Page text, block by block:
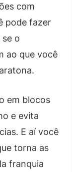
com
pode fazer
o
ao que você
em blocos
e evita
E aí você
torna as
franquia